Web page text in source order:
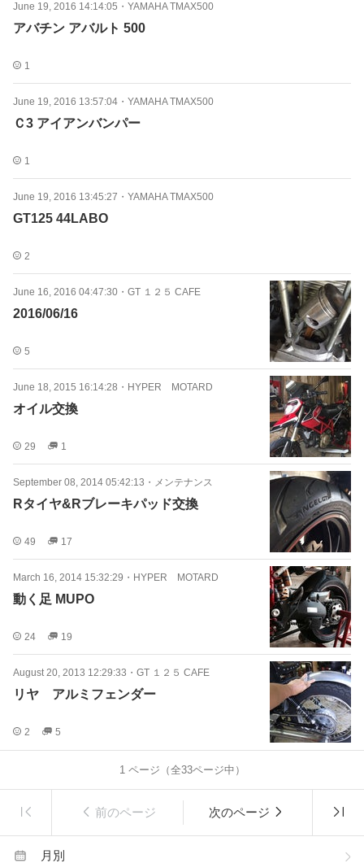
June 19, 2016 14:14:05 ・ YAMAHA TMAX500
アバチン アバルト 500
1
June 19, 2016 13:57:04 ・ YAMAHA TMAX500
Ｃ3 アイアンバンパー
1
June 19, 2016 13:45:27 ・ YAMAHA TMAX500
GT125 44LABO
2
June 16, 2016 04:47:30 ・ GT １２５ CAFE
2016/06/16
5
June 18, 2015 16:14:28 ・ HYPER MOTARD
オイル交換
29 1
September 08, 2014 05:42:13 ・ メンテナンス
Rタイヤ&Rブレーキパッド交換
49 17
March 16, 2014 15:32:29 ・ HYPER MOTARD
動く足 MUPO
24 19
August 20, 2013 12:29:33 ・ GT １２５ CAFE
リヤ アルミフェンダー
2 5
1ページ（全33ページ中）
前のページ 次のページ
月別